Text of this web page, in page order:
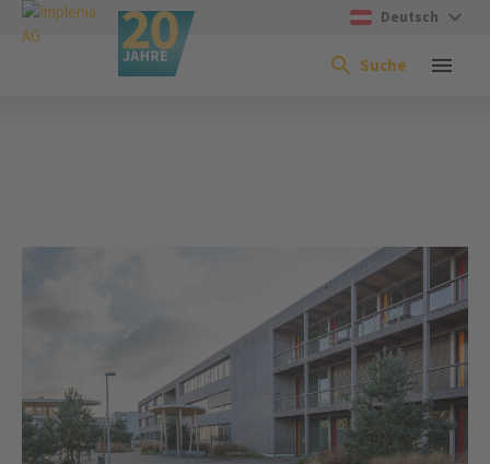
Deutsch
Suche